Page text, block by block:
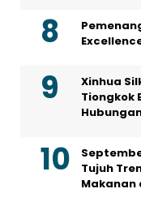
Xinhua
Tiongkok
Tujuh
Makanan